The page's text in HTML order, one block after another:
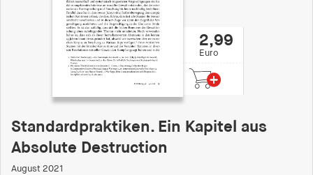
2,99
Euro
Standardpraktiken. Ein Kapitel aus
Absolute Destruction
August 2021